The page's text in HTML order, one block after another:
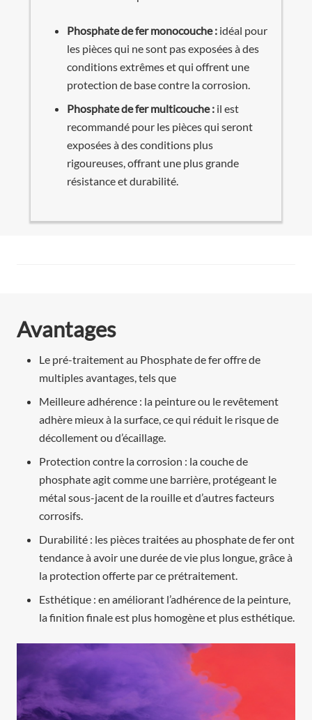
Phosphate de fer monocouche : idéal pour
les pièces qui ne sont pas exposées à des
conditions extrêmes et qui offrent une
protection de base contre la corrosion.
Phosphate de fer multicouche : il est
recommandé pour les pièces qui seront
exposées à des conditions plus
rigoureuses, offrant une plus grande
résistance et durabilité.
Avantages
Le pré-traitement au Phosphate de fer offre de
multiples avantages, tels que
Meilleure adhérence : la peinture ou le revêtement
adhère mieux à la surface, ce qui réduit le risque de
décollement ou d’écaillage.
Protection contre la corrosion : la couche de
phosphate agit comme une barrière, protégeant le
métal sous-jacent de la rouille et d’autres facteurs
corrosifs.
Durabilité : les pièces traitées au phosphate de fer ont
tendance à avoir une durée de vie plus longue, grâce à
la protection offerte par ce prétraitement.
Esthétique : en améliorant l’adhérence de la peinture,
la finition finale est plus homogène et plus esthétique.